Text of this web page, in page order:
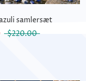
samlersæt
$220.00